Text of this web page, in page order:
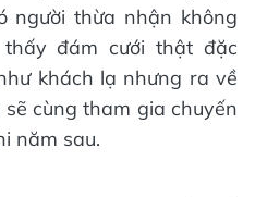
người thừa nhận không
đám cưới thật đặc
khách lạ nhưng ra về
cùng tham gia chuyến
năm sau.